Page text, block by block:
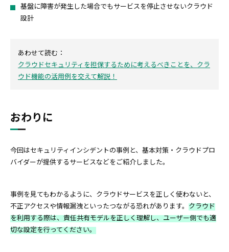
基盤に障害が発生した場合でもサービスを停止させないクラウド
設計
あわせて読む：
クラウドセキュリティを担保するために考えるべきことを、クラ
ウド機能の活用例を交えて解説！
おわりに
今回はセキュリティインシデントの事例と、基本対策・クラウドプロ
バイダーが提供するサービスなどをご紹介しました。
事例を見てもわかるように、クラウドサービスを正しく使わないと、
不正アクセスや情報漏洩といったつながる恐れがあります。 クラウド
を利用する際は、責任共有モデルを正しく理解し、ユーザー側でも適
切な設定を行ってください。